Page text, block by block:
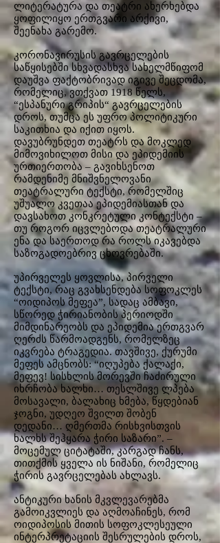
ლიტერატურა და თეატრი ახერხებდა
ყოფილიყო ერთგვარი არქივი,
შეენახა გარემო.
კორონავირუსის გავრცელების
საწყისებში სხვადასხვა სახელმწიფომ
დაუშვა ფაქტობრივად იგივე შეცდომა,
რომელიც, ვთქვათ 1918 წელს,
“ესპანური გრიპის“ გავრცელების
დროს, თუმცა ეს უფრო პოლიტიკური
საკითხია და იქით იყოს.
დავუბრუნდეთ თეატრს და მოკლედ
მიმოვიხილოთ მისი და ეპიდემიის
ურთიერთობა – გავიხსენოთ
რამდენიმე მნიშვნელოვანი
თეატრალური ტექსტი, რომელშიც
უშუალო კვეთაა ეპიდემიასთან და
დავსახოთ კონკრეტული კონტექსტი –
თუ როგორ იცვლებოდა თეატრალური
ენა და საერთოდ რა როლს იკავებდა
საზოგადოებრივ ცხოვრებაში.
უპირველეს ყოვლისა, პირველი
ტექსტი, რაც გვახსენდება სოფოკლეს
“ოიდიპოს მეფეა”, სადაც ამბავი,
სწორედ ჭირიანობის პერიოდში
მიმდინარეობს და ეპიდემია ერთგვარ
ღერძს წარმოადგენს, რომელზეც
იკვრება ტრაგედია. თავშივე, ქურუმი
მეფეს ამცნობს: “იღუპება ქალაქი,
მეფევ! სისხლის მორევში ჩაძირული
იხრჩობა ხალხი… თესლშივე ლპება
მოსავალი, ბალახიც ხმება, წყდებიან
ჯოგნი, უდღეო შვილთ შობენ
დედანი… ღმერთმა რისხვისთვის
ხალხს შეჰყარა ჭირი საზარი”. –
მოცემულ ციტატაში, კარგად ჩანს,
თითქმის ყველა ის ნიშანი, რომელიც
ჭირის გავრცელებას ახლავს.
ანტიკური ხანის მკვლევარებმა
გამოიკვლიეს და აღმოაჩინეს, რომ
ოიდიპოსის მითის სოფოკლესეული
ინტერპრეტაციის შესრულების დროს,